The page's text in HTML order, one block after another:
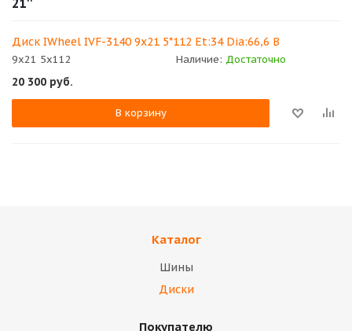
21''
Диск IWheel IVF-3140 9x21 5*112 Et:34 Dia:66,6 B
9x21 5x112 Наличие: Достаточно
20 300 руб.
В корзину
Каталог
Шины
Диски
Покупателю